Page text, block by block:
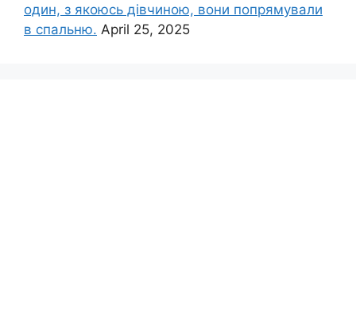
один, з якоюсь дівчиною, вони попрямували
в спальню. April 25, 2025